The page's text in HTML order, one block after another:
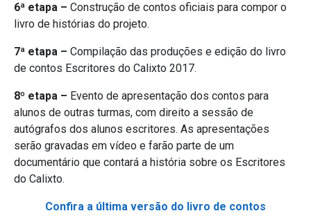
6ª etapa – Construção de contos oficiais para compor o
livro de histórias do projeto.
7ª etapa – Compilação das produções e edição do livro
de contos Escritores do Calixto 2017.
8º etapa – Evento de apresentação dos contos para
alunos de outras turmas, com direito a sessão de
autógrafos dos alunos escritores. As apresentações
serão gravadas em vídeo e farão parte de um
documentário que contará a história sobre os Escritores
do Calixto.
Confira a última versão do livro de contos